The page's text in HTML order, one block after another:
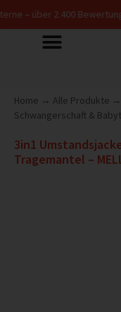
Bewertungen
Home → Alle Produkte →
Schwangerschaft &
3in1
Tragemantel –